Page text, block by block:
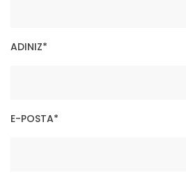
ADINIZ*
E-POSTA*